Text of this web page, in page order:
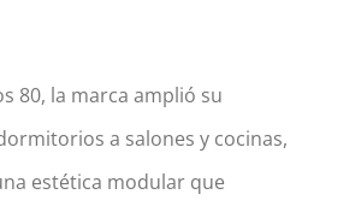
80, la marca amplió su
a salones y cocinas,
estética modular que